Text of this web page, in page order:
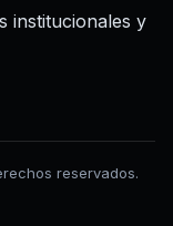
institucionales y
reservados.